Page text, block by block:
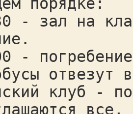
- зал на
-
отвезут
клуб -